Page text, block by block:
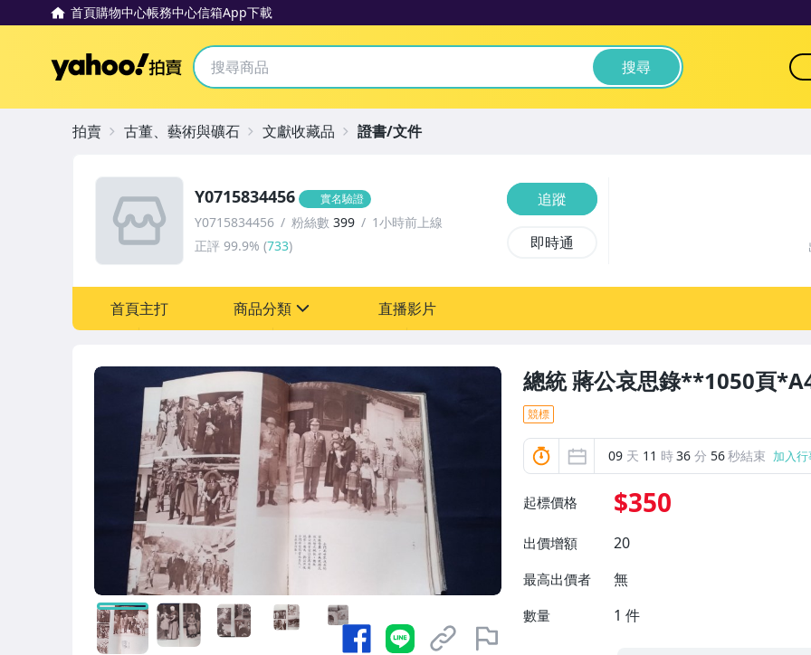
首頁購物中心帳務中心信箱App下載
Yahoo拍賣 搜尋
總統 蔣公哀思錄**1050頁
競標
09 天 11 時36 分 54秒結束 加入
起標價格 $350
出價增額 20
最高出價者 無
數量 1 件
Y0715834456 實名驗證
Y0715834456 粉絲數 399
1小時前上線
正評 99.9% (733)
追蹤
即時通
首頁主打 商品分類
古董、藝術與礦石
偶像、球員卡與郵幣
直播影片
拍賣 古董、藝術與礦石 文獻收藏品 證書/文件